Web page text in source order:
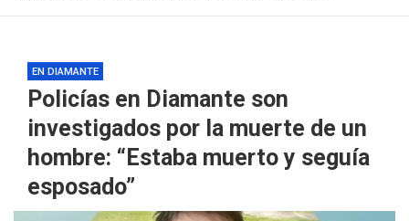
EN DIAMANTE
Policías en Diamante son
investigados por la muerte de un
hombre: “Estaba muerto y seguía
esposado”